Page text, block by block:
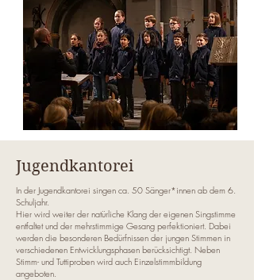
Jugendkantorei
In der Jugendkantorei singen ca. 50 Sänger*innen ab dem 6.
Schuljahr.
Hier wird weiter der natürliche Klang der eigenen Singstimme
entfaltet und der mehrstimmige Gesang perfektioniert. Dabei
werden die besonderen Bedürfnissen der jungen Stimmen in
verschiedenen Entwicklungsphasen berücksichtigt. Neben
Stimm- und Tuttiproben wird auch Einzelstimmbildung
angeboten.